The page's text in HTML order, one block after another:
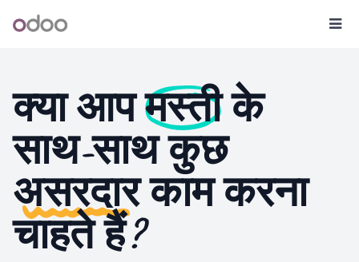
Odoo
क्या आपमस्तीके
साथ-साथ कुछ
असरदारकाम करना
चाहते हैं?